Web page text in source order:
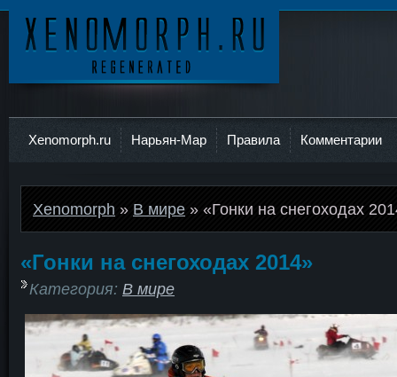
Xenomorph.ru Нарьян-Мар Правила Комментарии
Xenomorph » В мире » «Гонки на снегоходах
«Гонки на снегоходах 2014»
Категория: В мире